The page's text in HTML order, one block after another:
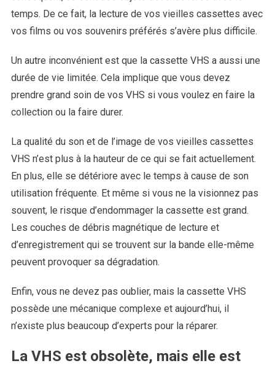
temps. De ce fait, la lecture de vos vieilles cassettes avec
vos films ou vos souvenirs préférés s’avère plus difficile.
Un autre inconvénient est que la cassette VHS a aussi une
durée de vie limitée. Cela implique que vous devez
prendre grand soin de vos VHS si vous voulez en faire la
collection ou la faire durer.
La qualité du son et de l’image de vos vieilles cassettes
VHS n’est plus à la hauteur de ce qui se fait actuellement.
En plus, elle se détériore avec le temps à cause de son
utilisation fréquente. Et même si vous ne la visionnez pas
souvent, le risque d’endommager la cassette est grand.
Les couches de débris magnétique de lecture et
d’enregistrement qui se trouvent sur la bande elle-même
peuvent provoquer sa dégradation.
Enfin, vous ne devez pas oublier, mais la cassette VHS
possède une mécanique complexe et aujourd’hui, il
n’existe plus beaucoup d’experts pour la réparer.
La VHS est obsolète, mais elle est